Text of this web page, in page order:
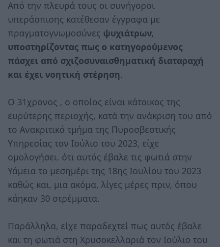
Από την πλευρά τους οι συνήγοροι
υπεράσπισης κατέθεσαν έγγραφα με
πραγματογνωμοσύνες ψυχιάτρων,
υποστηρίζοντας πως ο κατηγορούμενος
πάσχει από σχιζοσυναισθηματική διαταραχή
και έχει νοητική στέρηση.
Ο 31χρονος , ο οποίος είναι κάτοικος της
ευρύτερης περιοχής, κατά την ανάκριση του από
το Ανακριτικό τμήμα της Πυροσβεστικής
Υπηρεσίας τον Ιούλιο του 2023, είχε
ομολογήσει. ότι αυτός έβαλε τις φωτιά στην
Υάμεια το μεσημέρι της 18ης Ιουλίου του 2023
καθώς και, μια ακόμα, λίγες μέρες πριν, όπου
κάηκαν 30 στρέμματα.
Παράλληλα, είχε παραδεχτεί πως αυτός έβαλε
και τη φωτιά στη Χρυσοκελλαριά τον Ιούλιο του